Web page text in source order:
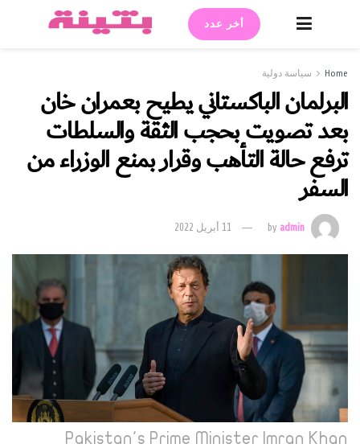
أخر عدد
Home سياسة دولية
البرلمان الباكستاني يطيح بعمران خان
بعد تصويت بحجب الثقة والسلطات
ترفع حالة التأهب وقرار بمنع الوزراء من
السفر
byadmin 11 أبريل 2022
Pakistan's Prime Minister Imran Khan